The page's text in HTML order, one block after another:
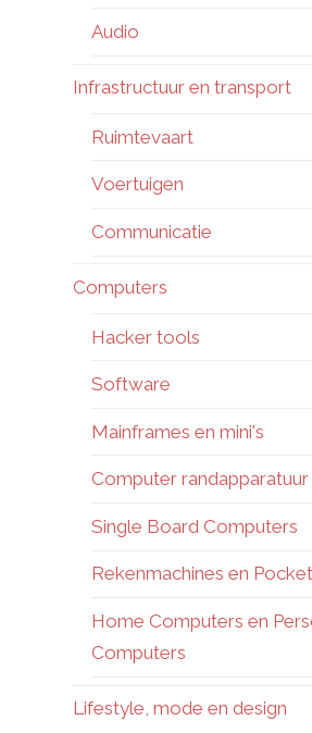
Audio
Infrastructuur en transport
Ruimtevaart
Voertuigen
Communicatie
Computers
Hacker tools
Software
Mainframes en mini's
Computer randapparatuur
Single Board Computers
Rekenmachines en
Home Computers en
Computers
Lifestyle, mode en design